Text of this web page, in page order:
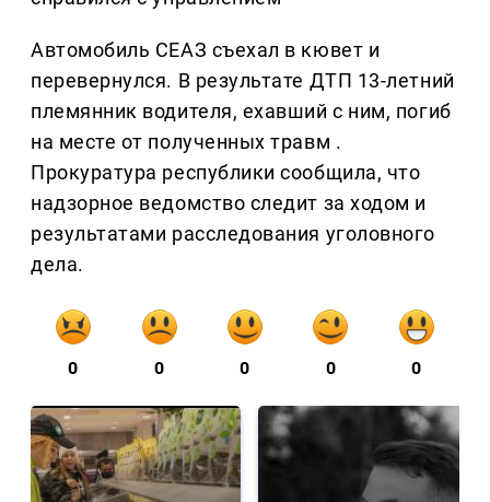
Автомобиль СЕАЗ съехал в кювет и
перевернулся. В результате ДТП 13-летний
племянник водителя, ехавший с ним, погиб
на месте от полученных травм .
Прокуратура республики сообщила, что
надзорное ведомство следит за ходом и
результатами расследования уголовного
дела.
0 0 0 0 0